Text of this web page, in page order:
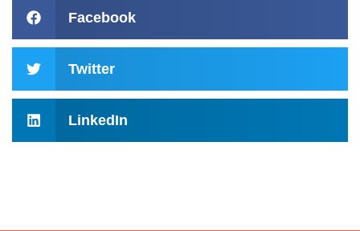
Facebook
Twitter
LinkedIn